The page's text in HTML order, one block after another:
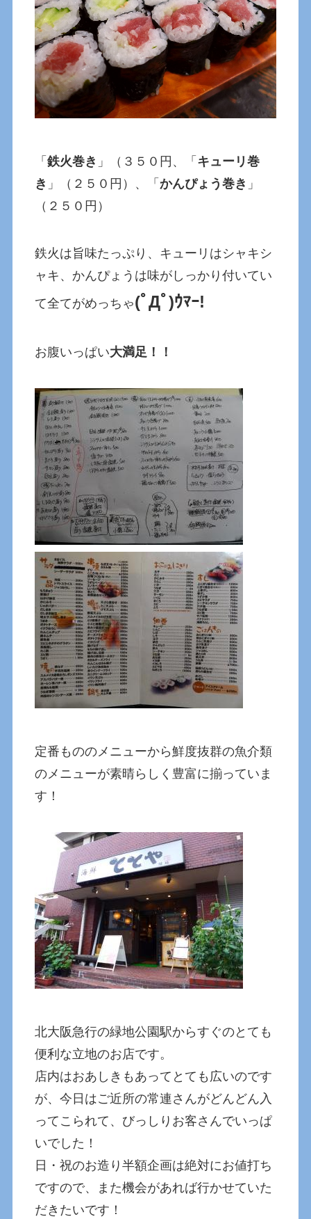
「鉄火巻き 」（３５０円、「 キューリ巻
き 」（２５０円）、「かんぴょう巻き 」
（２５０円）
鉄火は旨味たっぷり、キューリはシャキシ
ャキ、かんぴょうは味がしっかり付いてい
て全てがめっちゃ(ﾟДﾟ)ｳﾏｰ!
お腹いっぱい大満足！！
定番もののメニューから鮮度抜群の魚介類
のメニューが素晴らしく豊富に揃っていま
す！
北大阪急行の緑地公園駅からすぐのとても
便利な立地のお店です。
店内はおあしきもあってとても広いのです
が、今日はご近所の常連さんがどんどん入
ってこられて、びっしりお客さんでいっぱ
いでした！
日・祝のお造り半額企画は絶対にお値打ち
ですので、また機会があれば行かせていた
だきたいです！